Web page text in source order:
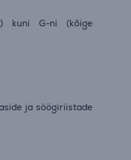
kuni G-ni (kõige
ja söögiriistade